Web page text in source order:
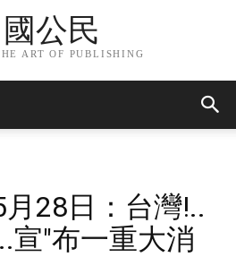
公民
ART OF PUBLISHING
28日：台灣!..
宣"布一重大消